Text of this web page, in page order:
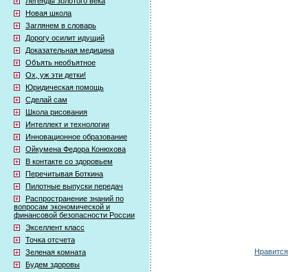
Новая школа
Заглянем в словарь
Дорогу осилит идущий
Доказательная медицина
Объять необъятное
Ох, уж эти детки!
Юридическая помощь
Сделай сам
Школа рисования
Интеллект и технологии
Инновационное образование
Ойкумена Федора Конюхова
В контакте со здоровьем
Перечитывая Боткина
Пилотные выпуски передач
Распространение знаний по
вопросам экономической и
финансовой безопасности России
Экселлент класс
Точка отсчета
Зеленая комната
Будем здоровы
Нравится